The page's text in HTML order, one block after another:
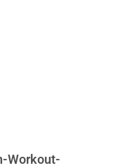
Workout-